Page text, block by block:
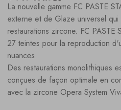
La nouvelle gamme FC PASTE
externe et de Glaze universel
restaurations zircone. FC PASTE
27 teintes pour la reproduction
nuances.
Des restaurations monolithiques
conçues de façon optimale en
avec la zircone Opera System